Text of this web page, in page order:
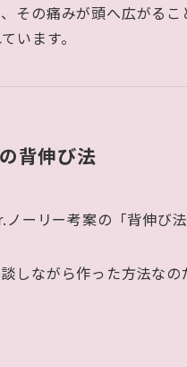
その痛みが頭へ広がるこ
います。
背伸び法
ーリー考案の「背伸び法
しながら作った方法なの